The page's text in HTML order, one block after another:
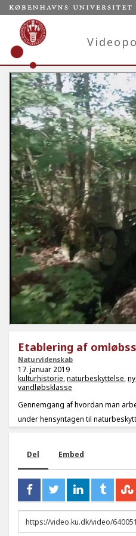
Etablering af
Naturvidenskab
17. januar 2019
kulturhistorie,naturbeskyttelse,
vandløbsklasse
Gennemgang af hvordan man
under hensyntagen til
Del Embed
URL
to